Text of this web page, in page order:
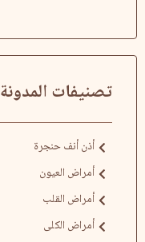
تصنيفات المدونة
أذن أنف حنجرة
أمراض العيون
أمراض القلب
أمراض الكلى